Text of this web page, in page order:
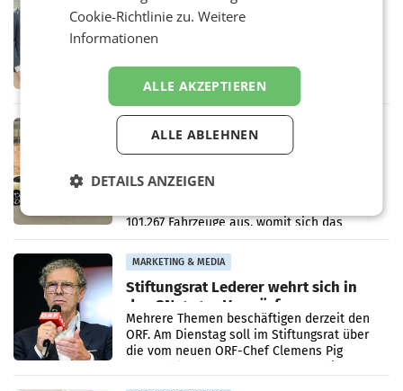
Alles bereit für den Wechsel: Jürgen
Albrecht setzt ab 1.1.2027 auf Adeg
WIENER NEUDORF. – Die geplante
Vorarlberger Kaufmann Jürgen Albrecht ist
kartellrechtlich freigegeben: Die
Bundeswettbewerbsbehörde und der
Rekordergebnis im Juli: Leapmotor
überschreitet die 100.000er-Marke
– Im Juli 2026 erreichte Leapmotor einen
101.267 Fahrzeuge aus, womit sich das
Ergebnis gegenüber Juli 2025 mehr als
verdoppelte (+102
MARKETING & MEDIA
Stiftungsrat Lederer wehrt sich in
den SN gegen Vorwürfe
Mehrere Themen beschäftigen derzeit den
ORF. Am Dienstag soll im Stiftungsrat über
die vom neuen ORF-Chef Clemens Pig
Cookie-Richtlinie zu.Weitere
Informationen
ALLE AKZEPTIEREN
ALLE ABLEHNEN
DETAILS ANZEIGEN